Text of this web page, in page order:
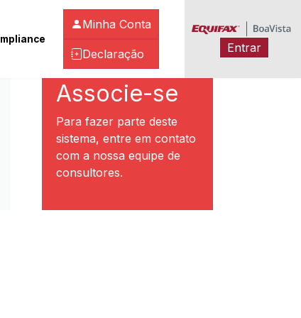
Minha Conta
Declaração Entrar
Preto
Associe-se
Para fazer parte deste
sistema, entre em contato
com a nossa equipe de
consultores.